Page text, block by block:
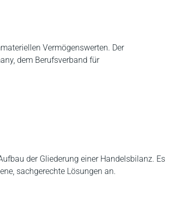
Vermögenswerten. Der
dem Berufsverband für
der Gliederung einer Handelsbilanz. Es
sachgerechte Lösungen an.